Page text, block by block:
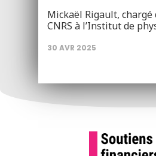
Mickaël Rigault, chargé
CNRS à l’Institut de
30 AVR 2025